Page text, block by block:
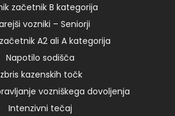
začetnik B kategorija
vozniki – Seniorji
A2 ali A kategorija
Napotilo sodišča
kazenskih točk
vozniškega dovoljenja
Intenzivni tečaj